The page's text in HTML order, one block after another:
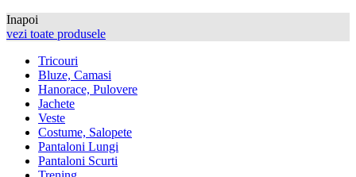
Inapoi
vezi toate produsele
Tricouri
Bluze, Camasi
Hanorace, Pulovere
Jachete
Veste
Costume, Salopete
Pantaloni Lungi
Pantaloni Scurti